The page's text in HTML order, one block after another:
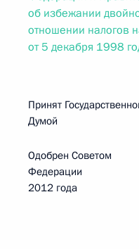
об избежании
отношении налогов
от 5 декабря 1998
Принят
Думой 15
Одобрен Советом
Федерации
2012 года